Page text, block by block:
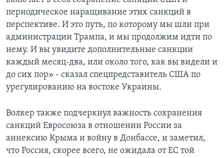
периодическое наращивание этих санкций в
перспективе. И это путь, по которому мы шли при
администрации Трампа, и мы продолжим идти по
нему. И вы увидите дополнительные санкции
каждый месяц-два, или около того, как вы видели и
до сих пор» - сказал спецпредставитель США по
урегулированию на востоке Украины.
Волкер также подчеркнул важность сохранения
санкций Евросоюза в отношении России за
аннексию Крыма и войну в Донбассе, и заметил,
что Россия, скорее всего, не ожидала от ЕС той